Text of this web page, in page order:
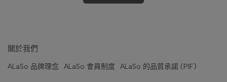
關於我們
ALaSo 品牌理念 ALaSo 會員制度 ALaSo 的品質承諾 (PIF)